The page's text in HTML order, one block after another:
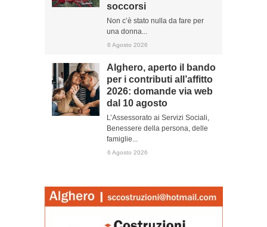
soccorsi
Non c’è stato nulla da fare per
una donna...
6 Agosto 2026
Alghero, aperto il bando
per i contributi all’affitto
2026: domande via web
dal 10 agosto
L’Assessorato ai Servizi Sociali,
Benessere della persona, delle
famiglie...
6 Agosto 2026